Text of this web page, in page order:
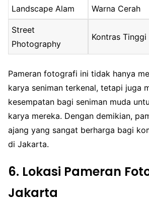
Landscape Alam Warna Cerah
Street
Photography
Kontras Tinggi
Pameran fotografi ini tidak hanya
karya seniman terkenal, tetapi juga
kesempatan bagi seniman muda
karya mereka. Dengan demikian,
ajang yang sangat berharga bagi
di Jakarta.
6. Lokasi Pameran
Jakarta